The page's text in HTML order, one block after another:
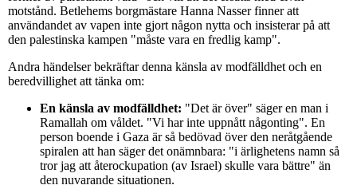
motstånd. Betlehems borgmästare Hanna Nasser finner att
användandet av vapen inte gjort någon nytta och insisterar på att
den palestinska kampen "måste vara en fredlig kamp".
Andra händelser bekräftar denna känsla av modfälldhet och en
beredvillighet att tänka om:
En känsla av modfälldhet: "Det är över" säger en man i
Ramallah om våldet. "Vi har inte uppnått någonting". En
person boende i Gaza är så bedövad över den neråtgående
spiralen att han säger det onämnbara: "i ärlighetens namn så
tror jag att återockupation (av Israel) skulle vara bättre" än
den nuvarande situationen.